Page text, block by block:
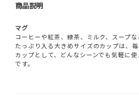
商品説明
マグ
コーヒーや紅茶、緑茶、ミルク、スープな
たっぷり入る大きめサイズのカップは、
カップとして、どんなシーンでも気軽に
です。